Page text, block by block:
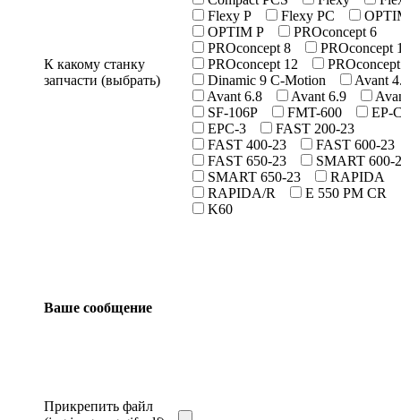
К какому станку
запчасти (выбрать)
Flexy P
Flexy PC
OPTIM P
PROconcept 6
PROconcept 8
PROconcept
PROconcept 12
Dinamic 9 C-Motion
Avant
Avant 6.8
Avant 6.9
SF-106P
FMT-600
ЕP-
EPC-3
FAST 200-23
FAST 400-23
FAST 600-23
FAST 650-23
SMART 600-
SMART 650-23
RAPIDA
RAPIDA/R
E 550 PM CR
K60
Ваше сообщение
Прикрепить файл